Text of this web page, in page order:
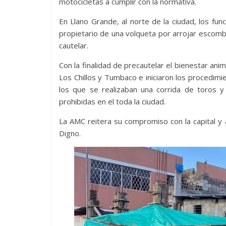
En Llano Grande, al norte de la ciudad, los
propietario de una volqueta por arrojar
cautelar.
Con la finalidad de precautelar el bienestar
Los Chillos y Tumbaco e iniciaron los
los que se realizaban una corrida de toros
prohibidas en el toda la ciudad.
La AMC reitera su compromiso con la capital
Digno.